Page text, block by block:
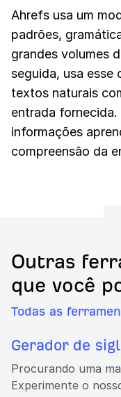
Ahrefs usa um
padrões,
grandes volumes
seguida, usa esse
textos naturais
entrada
informações
compreensão da
Outras
que você
Todas as
Gerador de
Procurando uma
Experimente o